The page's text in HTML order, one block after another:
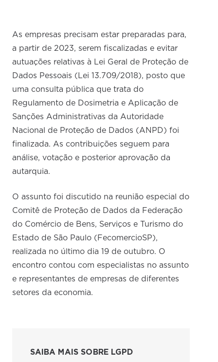
As empresas precisam estar preparadas para,
a partir de 2023, serem fiscalizadas e evitar
autuações relativas à Lei Geral de Proteção de
Dados Pessoais (Lei 13.709/2018), posto que
uma consulta pública que trata do
Regulamento de Dosimetria e Aplicação de
Sanções Administrativas da Autoridade
Nacional de Proteção de Dados (ANPD) foi
finalizada. As contribuições seguem para
análise, votação e posterior aprovação da
autarquia.
O assunto foi discutido na reunião especial do
Comitê de Proteção de Dados da Federação
do Comércio de Bens, Serviços e Turismo do
Estado de São Paulo (FecomercioSP),
realizada no último dia 19 de outubro. O
encontro contou com especialistas no assunto
e representantes de empresas de diferentes
setores da economia.
SAIBA MAIS SOBRE LGPD